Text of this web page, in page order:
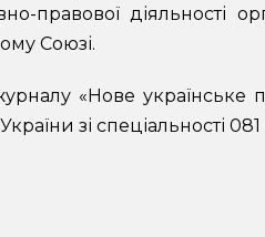
правової діяльності
Союзі.
«Нове
зі спеціальності